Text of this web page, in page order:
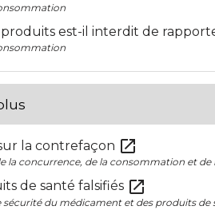
est-il interdit de
la contrefaçon open_in_new
la concurrence, de la consommation et de
de santé falsifiés open_in_new
du médicament et des produits de